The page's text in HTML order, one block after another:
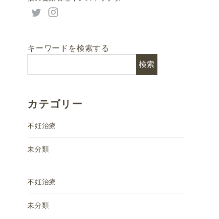
キーワードを検索する
検索
カテゴリー
不妊治療
未分類
不妊治療
未分類